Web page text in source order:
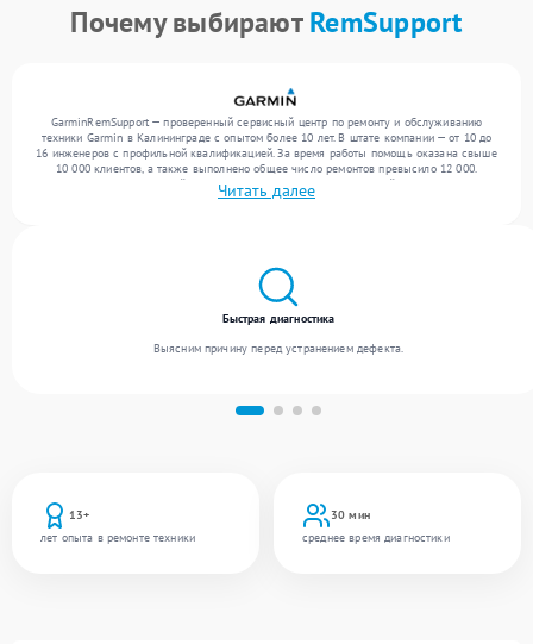
Почему выбираютRemSupport
GarminRemSupport — проверенный сервисный центр по ремонту и обслуживанию
техники Garmin в Калининграде с опытом более 10 лет. В штате компании — от 10 до
16 инженеров с профильной квалификацией. За время работы помощь оказана свыше
10 000 клиентов, а также выполнено общее число ремонтов превысило 12 000.
Ежемесячно в сервисный центр поступает более 300 обращений, включая , , . Мы
работаем с широким спектром неисправностей и поддерживаем высокий стандарт
Читать далее
13+
лет опыта в ремонте техники
30 мин
среднее время диагностики
Быстрая диагностика
Выясним причину перед устранением дефекта.